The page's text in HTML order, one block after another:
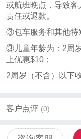
或航班晚点，导致
责任或退款。
③包车服务和其他特
③儿童年龄为： 2周
上优惠$10 ；
2周岁（不含）以下
客户点评 (0)